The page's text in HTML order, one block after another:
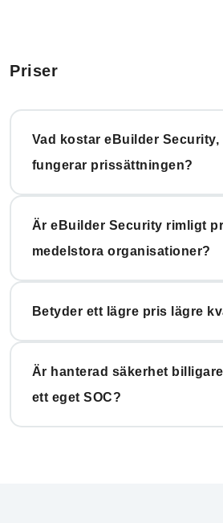
Priser
Vad kostar eBuilder
fungerar prissättningen?
Är eBuilder Security rimligt
medelstora organisationer?
Betyder ett lägre pris lägre
Är hanterad säkerhet
ett eget SOC?